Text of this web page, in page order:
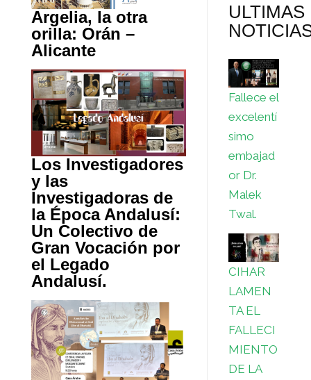
Argelia, la otra
orilla: Orán –
Alicante
Los Investigadores
y las
Investigadoras de
la Época Andalusí:
Un Colectivo de
Gran Vocación por
el Legado
Andalusí.
ULTIMAS
Fallece el
excelentí
simo
embajad
or Dr.
Malek
Twal.
CIHAR
LAMEN
TA EL
FALLECI
MIENTO
DE LA